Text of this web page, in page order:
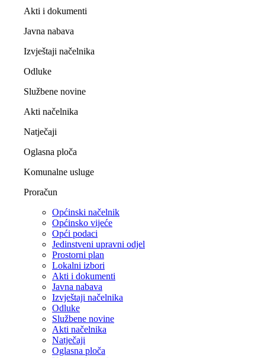
Akti i dokumenti
Javna nabava
Izvještaji načelnika
Odluke
Službene novine
Akti načelnika
Natječaji
Oglasna ploča
Komunalne usluge
Proračun
Općinski načelnik
Općinsko vijeće
Opći podaci
Jedinstveni upravni odjel
Prostorni plan
Lokalni izbori
Akti i dokumenti
Javna nabava
Izvještaji načelnika
Odluke
Službene novine
Akti načelnika
Natječaji
Oglasna ploča